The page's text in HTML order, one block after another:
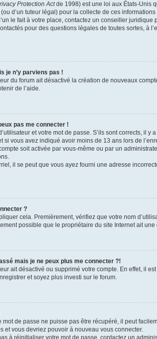
Protection Actde 1998) est une loi aux États-Unis
d’un tuteur légal) pour la collecte de ces
le fait à votre place, contactez un conseiller
pour des questions légales de toutes sortes, à
je n’y parviens pas !
du forum ait désactivé la création de nouveaux
de l’aide.
pas me connecter !
et votre mot de passe. S’ils sont corrects, il y
si vous avez indiqué avoir moins de 13 ans lors de
soit activée par vous-même ou par un
il se peut que vous ayez fourni une adresse
?
cela. Premièrement, vérifiez que votre nom
possible que le propriétaire du site Internet ait
mais je ne peux plus me connecter ?!
ait désactivé ou supprimé votre compte. En effet,
et soyez plus investi sur le forum.
mot de passe ne puisse pas être récupéré, il peut
et vous devriez pouvoir à nouveau vous connecter.
à réinitialiser votre mot de passe, contactez un